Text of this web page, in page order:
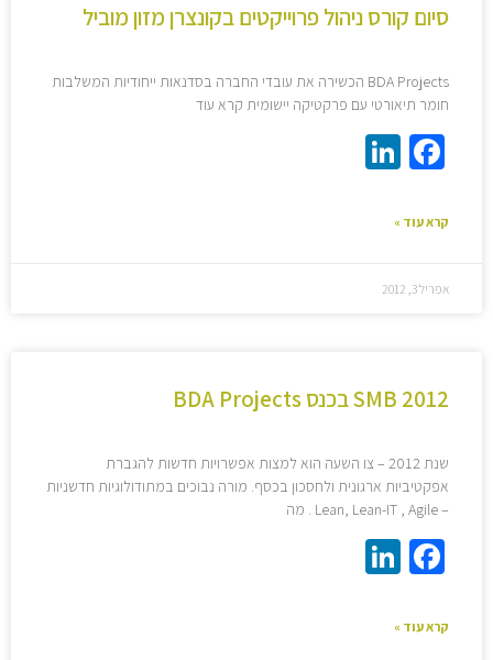
סיום קורס ניהול פרוייקטים בקונצרן מזון מוביל
BDA Projects הכשירה את עובדי החברה בסדנאות ייחודיות המשלבות
חומר תיאורטי עם פרקטיקה יישומית קרא עוד
Facebook
קרא עוד »
אפריל 3, 2012
SMB 2012 בכנס BDA Projects
שנת 2012 – צו השעה הוא למצות אפשרויות חדשות להגברת
אפקטיביות ארגונית ולחסכון בכסף. מורה נבוכים במתודולוגיות חדשניות
– Lean, Lean-IT , Agile . מה
Facebook
קרא עוד »